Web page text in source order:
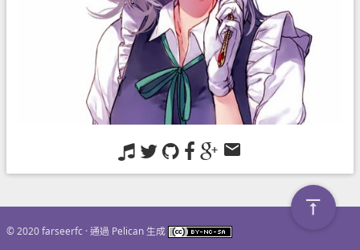
© 2020 farseerfc · 通過 Pelican 生成